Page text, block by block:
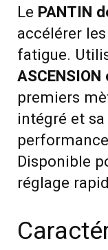
Le PANTIN
accélérer
fatigue.
ASCENSION
premiers
intégré et sa
Disponible
réglage